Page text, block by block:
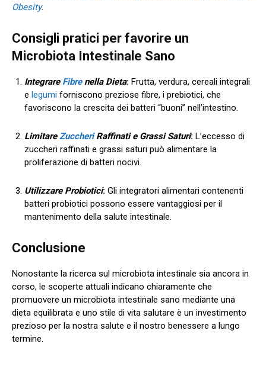
Obesity.
Consigli pratici per favorire un
Microbiota Intestinale Sano
Integrare Fibrenella Dieta: Frutta, verdura, cereali integrali
e legumi forniscono preziose fibre, i prebiotici, che
favoriscono la crescita dei batteri “buoni” nell’intestino.
LimitareZuccheriRaffinati e Grassi Saturi: L’eccesso di
zuccheri raffinati e grassi saturi può alimentare la
proliferazione di batteri nocivi.
Utilizzare Probiotici: Gli integratori alimentari contenenti
batteri probiotici possono essere vantaggiosi per il
mantenimento della salute intestinale.
Conclusione
Nonostante la ricerca sul microbiota intestinale sia ancora in
corso, le scoperte attuali indicano chiaramente che
promuovere un microbiota intestinale sano mediante una
dieta equilibrata e uno stile di vita salutare è un investimento
prezioso per la nostra salute e il nostro benessere a lungo
termine.